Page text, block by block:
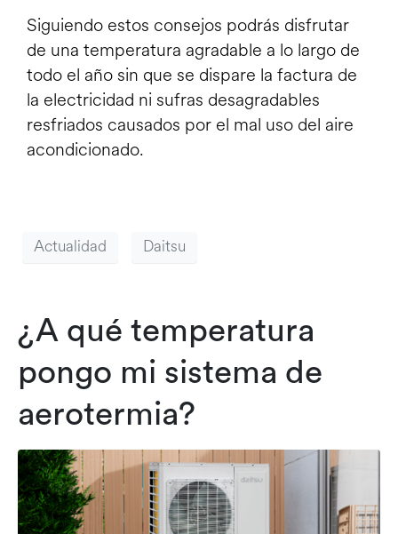
Siguiendo estos consejos podrás disfrutar
de una temperatura agradable a lo largo de
todo el año sin que se dispare la factura de
la electricidad ni sufras desagradables
resfriados causados por el mal uso del aire
acondicionado.
Actualidad Daitsu
¿A qué temperatura
pongo mi sistema de
aerotermia?